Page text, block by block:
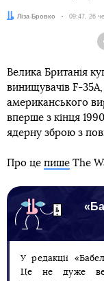
Автор:
Ліза Бровко Дата:
09:47, 26
Велика Британія
винищувачів F-
американського
вперше з кінця
ядерну зброю з
Про це пише The
У редакції
Це не дуже